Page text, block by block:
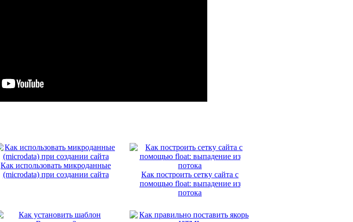
Как использовать микроданные
(microdata) при создании сайта
Как построить сетку сайта с
помощью float: выпадение из
потока